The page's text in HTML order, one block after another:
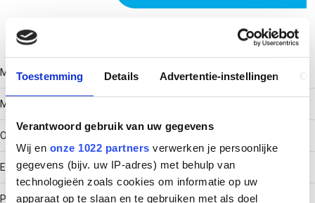
Toestemming Details Advertentie-instellingen
Verantwoord gebruik van uw gegevens
Wij en onze 1022 partners verwerken je persoonlijke
gegevens (bijv. uw IP-adres) met behulp van
technologieën zoals cookies om informatie op uw
apparaat op te slaan en te gebruiken met als doel
Technische gegevens
Model
Met plafondhaak
Oppervlaktebescherming
Elektrolytisch verzinkt
Pluglengte